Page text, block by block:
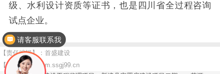
级、水利设计资质等证书，也是四川省全过程咨询
试点企业。
【责任编辑】：首盛建设
【版权所有】：m.ssgj99.cn
请客服联系我